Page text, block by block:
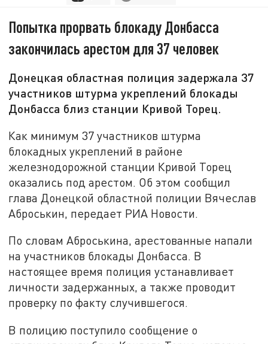
Попытка прорвать блокаду Донбасса
закончилась арестом для 37 человек
Донецкая областная полиция задержала 37
участников штурма укреплений блокады
Донбасса близ станции Кривой Торец.
Как минимум 37 участников штурма
блокадных укреплений в районе
железнодорожной станции Кривой Торец
оказались под арестом. Об этом сообщил
глава Донецкой областной полиции Вячеслав
Аброськин, передает РИА Новости.
По словам Аброськина, арестованные напали
на участников блокады Донбасса. В
настоящее время полиция устанавливает
личности задержанных, а также проводит
проверку по факту случившегося.
В полицию поступило сообщение о